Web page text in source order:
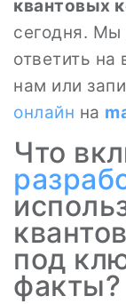
квантовых
сегодня. Мы
ответить
нам или
онлайн на
Что
под
факты?